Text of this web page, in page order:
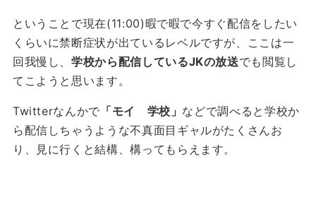
ということで現在(11:00)暇で暇で今すぐ配信をしたい
くらいに禁断症状が出ているレベルですが、ここは一
回我慢し、学校から配信しているJKの放送でも閲覧し
てこようと思います。
Twitterなんかで 「モイ 学校」 などで調べると学校か
ら配信しちゃうような不真面目ギャルがたくさんお
り、見に行くと結構、構ってもらえます。